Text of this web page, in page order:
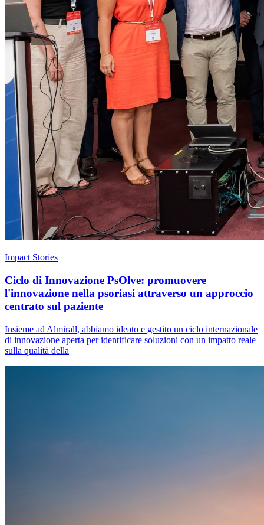
Impact Stories
Ciclo di Innovazione PsOlve: promuovere
l'innovazione nella psoriasi attraverso un approccio
centrato sul paziente
Insieme ad Almirall, abbiamo ideato e gestito un ciclo internazionale
di innovazione aperta per identificare soluzioni con un impatto reale
sulla qualità della